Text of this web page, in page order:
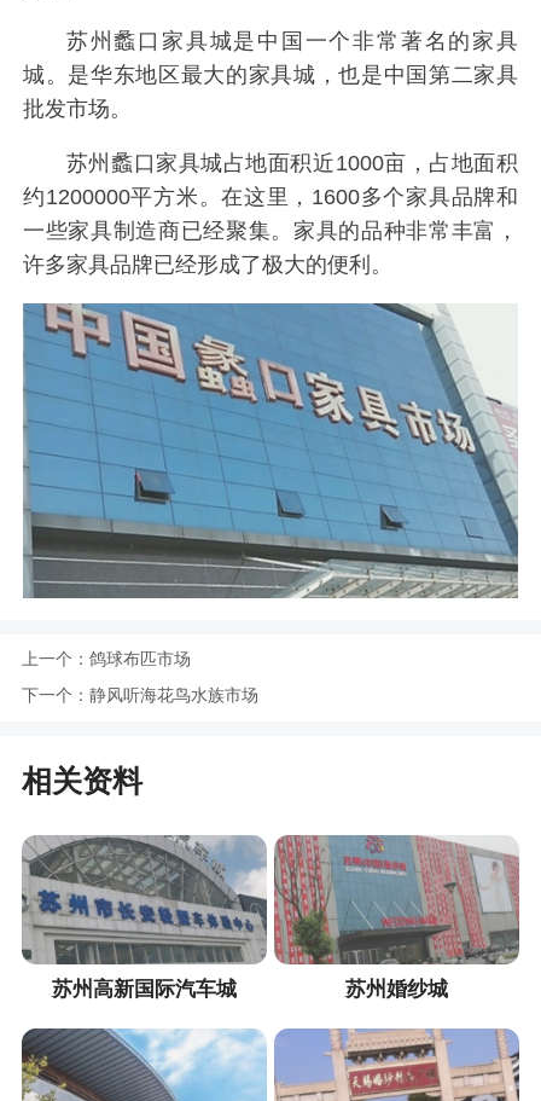
苏州蠡口家具城是中国一个非常著名的家具
城。是华东地区最大的家具城，也是中国第二家具
批发市场。
苏州蠡口家具城占地面积近1000亩，占地面积
约1200000平方米。在这里，1600多个家具品牌和
一些家具制造商已经聚集。家具的品种非常丰富，
许多家具品牌已经形成了极大的便利。
上一个： 鸽球布匹市场
下一个： 静风听海花鸟水族市场
相关资料
苏州高新国际汽车城 苏州婚纱城